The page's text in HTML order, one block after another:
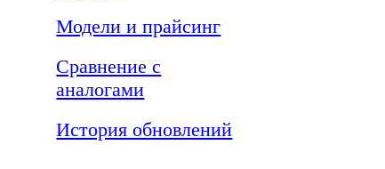
Модели и прайсинг
Сравнение с
аналогами
История обновлений